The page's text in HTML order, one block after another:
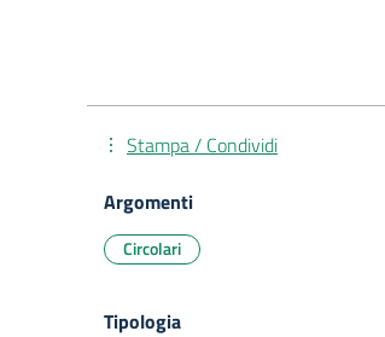
Stampa / Condividi
Argomenti
Circolari
Tipologia